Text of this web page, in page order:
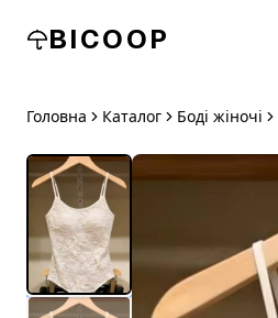
BICOOP
Головна Каталог Боді жіночі